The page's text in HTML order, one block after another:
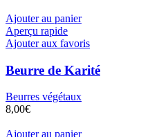
Ajouter au panier
Aperçu rapide
Ajouter aux favoris
Beurre de Karité
Beurres végétaux
8,00€
Ajouter au panier